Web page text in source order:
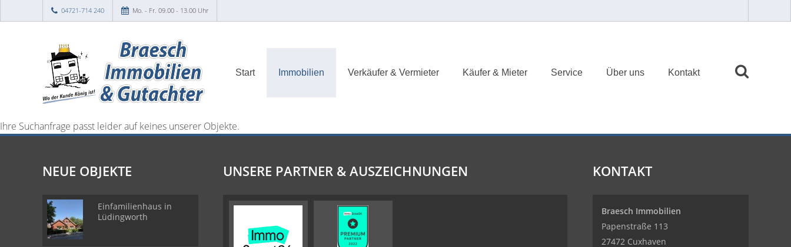
04721-714 240 Mo. - Fr. 09.00 - 13.00 Uhr
Start Immobilien Verkäufer & Vermieter Käufer & Mieter Service Über uns Kontakt
Ihre Suchanfrage passt leider auf keines unserer Objekte.
NEUE OBJEKTE
Einfamilienhaus in
Lüdingworth
UNSERE PARTNER & AUSZEICHNUNGEN KONTAKT
Braesch Immobilien
Papenstraße 113
27472 Cuxhaven